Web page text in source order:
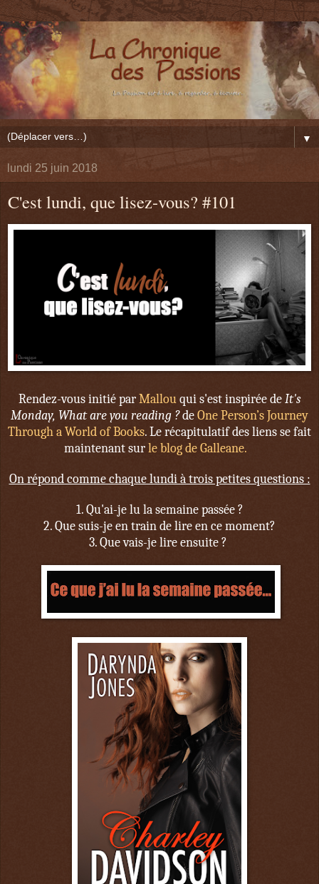
▼
lundi 25 juin 2018
C'est lundi, que lisez-vous? #101
Rendez-vous initié parMallouqui s'est inspirée deIt's
Monday, What are you reading ?deOne Person’s Journey
Through a World of Books. Le récapitulatif des liens se fait
maintenant surle blog de Galleane.
On répond comme chaque lundi à trois petites questions :
1. Qu'ai-je lu la semaine passée ?
2. Que suis-je en train de lire en ce moment?
3. Que vais-je lire ensuite ?